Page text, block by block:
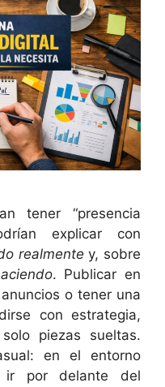
tener “presencia
explicar con
realmente y, sobre
. Publicar en
o tener una
con estrategia,
piezas sueltas.
en el entorno
ir por delante del